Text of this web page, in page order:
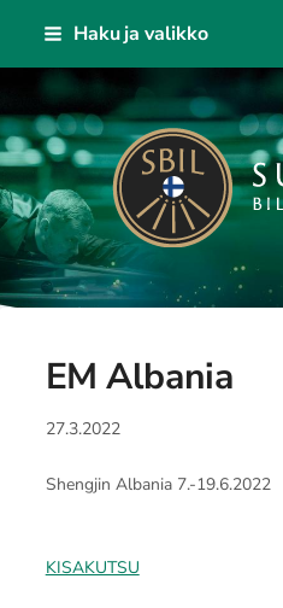
Siirry
sisältöön
Haku ja valikko
EM Albania
27.3.2022
Shengjin Albania 7.-19.6.2022
KISAKUTSU